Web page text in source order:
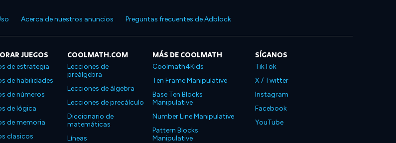
Acerca de nuestros anuncios Preguntas frecuentes de Adblock
JUEGOS
de estrategia
de habilidades
de números
de lógica
de memoria
clasicos
COOLMATH.COM
Lecciones de
preálgebra
Lecciones de álgebra
Lecciones de precálculo
Diccionario de
matemáticas
Líneas
MÁS DE COOLMATH
Coolmath4Kids
Ten Frame Manipulative
Base Ten Blocks
Manipulative
Number Line Manipulative
Pattern Blocks
Manipulative
SÍGANOS
TikTok
X / Twitter
Instagram
Facebook
YouTube